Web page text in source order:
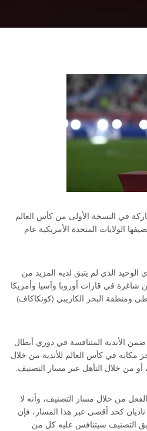
32 نادياً المشاركة في النسخة الأولى من كأس العالم
الولايات المتحدة الأمريكية عام
الوحيد الذي لم يتبق لديه المزيد من
شاغرة في قارات أوروبا وآسيا وأمريكا
ومنطقة البحر الكاريبي (كونكاكاف)
ضمن الأندية المتنافسة في دوري أبطال
مكانه في كأس العالم للأندية من خلال
أو من خلال التأهل عبر مسار التصنيف.
من خلال مسار التصنيف، وأنه لا
كحد أقصى عبر هذا المسار، فإن
التصنيف سيتنافس عليه كل من